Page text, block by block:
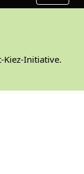
Kiez-Initiative.